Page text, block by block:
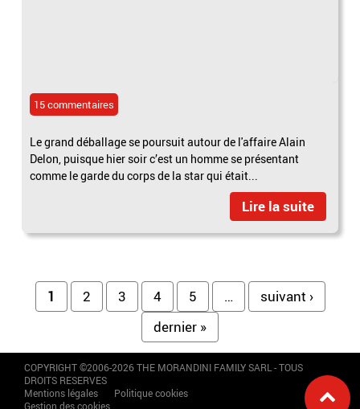
15 commentaires
Le grand déballage se poursuit autour de l'affaire Alain
Delon, puisque hier soir c’est un homme se présentant
comme le garde du corps de la star qui était...
Lire la suite
Pages
1 2 3 4 5 …
suivant ›
dernier »
COPYRIGHT ©2006-2026 THE MORANDINI FAMILY SARL - TOUS
DROITS RESERVES
Mentions légales
Politique cookies
Gestion des cookies